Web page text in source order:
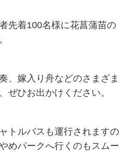
先着100名様に花菖蒲苗の
、嫁入り舟などのさまざま
ぜひお出かけください。
トルバスも運行されますの
めパークへ行くのもスムー